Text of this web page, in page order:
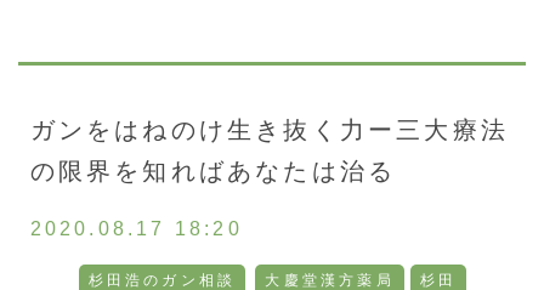
採用情報
通販
ガンをはねのけ生き抜く力ー三大療法
の限界を知ればあなたは治る
2020.08.17 18:20
杉田浩のガン相談 大慶堂漢方薬局 杉田